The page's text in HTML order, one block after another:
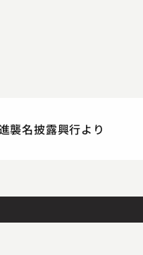
襲名披露興行より